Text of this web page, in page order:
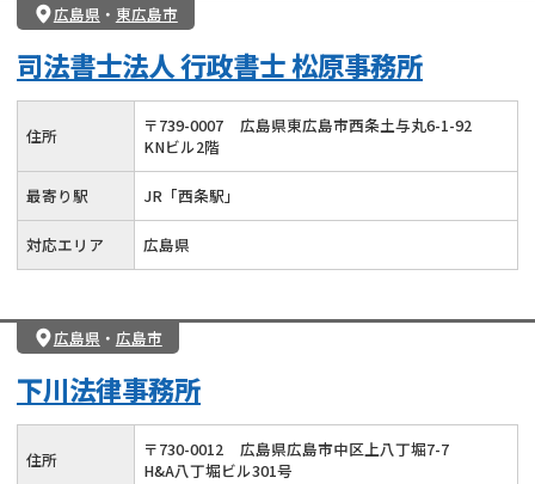
広島県 ・ 東広島市
司法書士法人 行政書士 松原事務所
住所 〒739-0007
広島県東広島市西条土与丸6-1-92
KNビル2階
最寄り駅 JR「西条駅」
対応エリア 広島県
広島県 ・ 広島市
下川法律事務所
住所 〒730-0012
広島県広島市中区上八丁堀7-7
H&A八丁堀ビル301号